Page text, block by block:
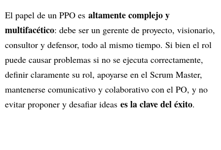
El papel de un PPO es altamente complejo y
multifacético: debe ser un gerente de proyecto, visionario,
consultor y defensor, todo al mismo tiempo. Si bien el rol
puede causar problemas si no se ejecuta correctamente,
definir claramente su rol, apoyarse en el Scrum Master,
mantenerse comunicativo y colaborativo con el PO, y no
evitar proponer y desafiar ideas es la clave del éxito.